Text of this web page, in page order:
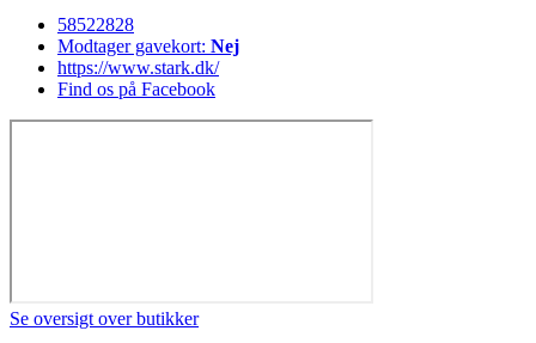
58522828
Modtager gavekort: Nej
https://www.stark.dk/
Find os på Facebook
Se oversigt over butikker